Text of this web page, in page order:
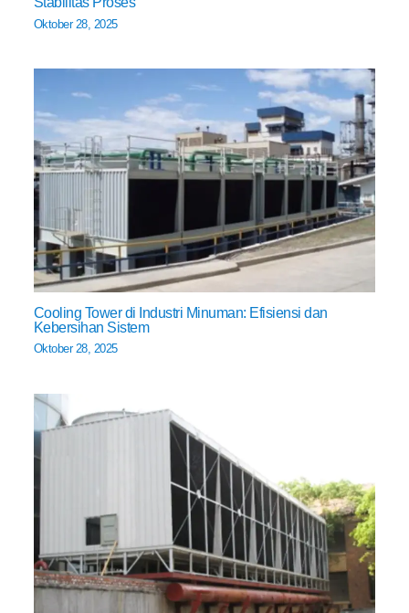
Oktober 28, 2025
Cooling Tower di Industri Minuman: Efisiensi dan
Kebersihan Sistem
Oktober 28, 2025